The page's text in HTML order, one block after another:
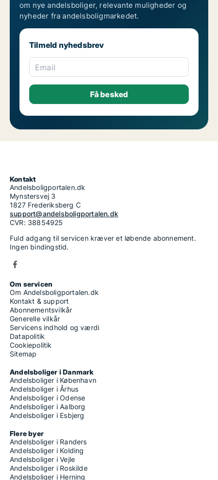
om nye andelsboliger, relevante muligheder og
nyheder fra andelsboligmarkedet.
Tilmeld nyhedsbrev
Email
Kontakt
Andelsboligportalen.dk
Mynstersvej 3
1827 Frederiksberg C
support@andelsboligportalen.dk
CVR: 38854925
Fuld adgang til servicen kræver et løbende abonnement.
Ingen bindingstid.
Om servicen
Om Andelsboligportalen.dk
Kontakt & support
Abonnementsvilkår
Generelle vilkår
Servicens indhold og værdi
Datapolitik
Cookiepolitik
Sitemap
Andelsboliger i Danmark
Andelsboliger i København
Andelsboliger i Århus
Andelsboliger i Odense
Andelsboliger i Aalborg
Andelsboliger i Esbjerg
Flere byer
Andelsboliger i Randers
Andelsboliger i Kolding
Andelsboliger i Vejle
Andelsboliger i Roskilde
Andelsboliger i Herning